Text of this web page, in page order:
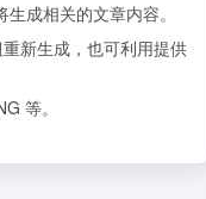
成相关的文章内容。
新生成，也可利用提供
等。